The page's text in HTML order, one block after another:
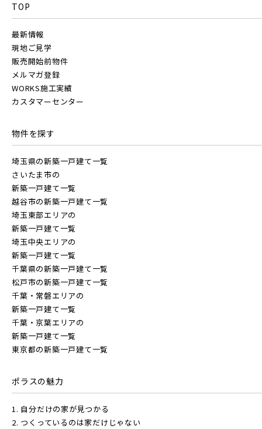
TOP
最新情報
現地ご見学
販売開始前物件
メルマガ登録
WORKS施工実績
カスタマーセンター
物件を探す
埼玉県の新築一戸建て一覧
さいたま市の
新築一戸建て一覧
越谷市の新築一戸建て一覧
埼玉東部エリアの
新築一戸建て一覧
埼玉中央エリアの
新築一戸建て一覧
千葉県の新築一戸建て一覧
松戸市の新築一戸建て一覧
千葉・常磐エリアの
新築一戸建て一覧
千葉・京葉エリアの
新築一戸建て一覧
東京都の新築一戸建て一覧
ポラスの魅力
1. 自分だけの家が見つかる
2. つくっているのは家だけじゃない